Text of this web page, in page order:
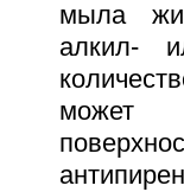
мыла
алкил-
может